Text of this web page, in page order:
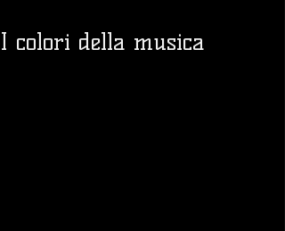
I colori della musica